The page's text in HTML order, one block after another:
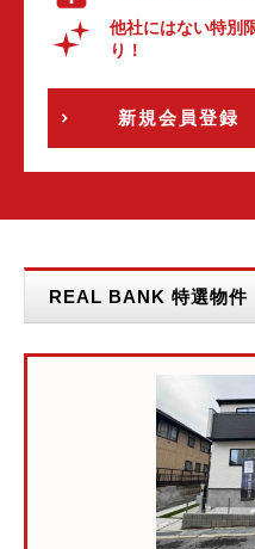
他社にはない特別
り！
新規会員登録
REAL BANK 特選物件